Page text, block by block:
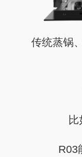
传统蒸锅
R03